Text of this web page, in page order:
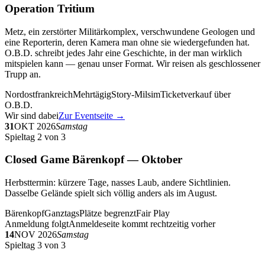
Operation Tritium
Metz, ein zerstörter Militärkomplex, verschwundene Geologen und
eine Reporterin, deren Kamera man ohne sie wiedergefunden hat.
O.B.D. schreibt jedes Jahr eine Geschichte, in der man wirklich
mitspielen kann — genau unser Format. Wir reisen als geschlossener
Trupp an.
NordostfrankreichMehrtägigStory-MilsimTicketverkauf über
O.B.D.
Wir sind dabeiZur Eventseite →
31OKT 2026Samstag
Spieltag 2 von 3
Closed Game Bärenkopf — Oktober
Herbsttermin: kürzere Tage, nasses Laub, andere Sichtlinien.
Dasselbe Gelände spielt sich völlig anders als im August.
BärenkopfGanztagsPlätze begrenztFair Play
Anmeldung folgtAnmeldeseite kommt rechtzeitig vorher
14NOV 2026Samstag
Spieltag 3 von 3